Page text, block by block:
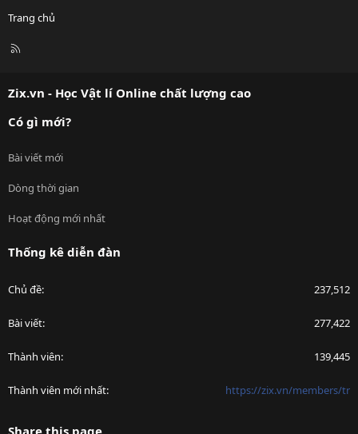
Trang chủ
R
Zix.vn - Học Vật lí Online chất lượng cao
Có gì mới?
Bài viết mới
Dòng thời gian
Hoạt động mới nhất
Thống kê diễn đàn
Chủ đề 237,512
Bài viết 277,422
Thành viên 139,445
Thành viên mới nhất https://zix.vn/members/tr